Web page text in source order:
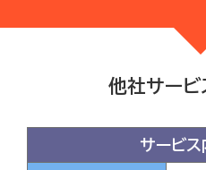
他社サービ
サービ